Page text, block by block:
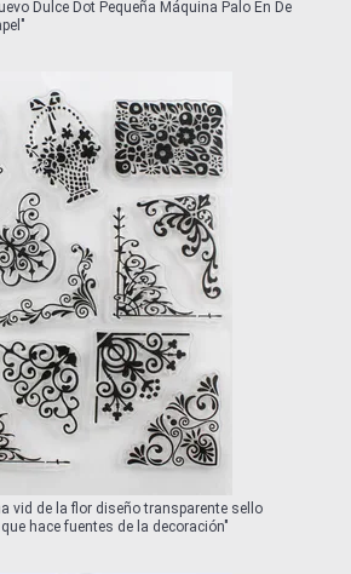
Dulce Dot Pequeña Máquina Palo En De
"
vid de la flor diseño transparente sello
hace fuentes de la decoración"